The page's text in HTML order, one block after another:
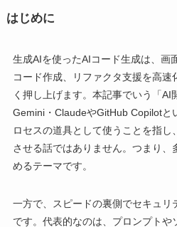
はじめに
生成AIを使ったAIコード生成は、画
コード作成、リファクタ支援を高速
く押し上げます。本記事でいう「AI
Gemini・ClaudeやGitHub Copilotと
ロセスの道具として使うことを指
させる話ではありません。つまり、
めるテーマです。
一方で、スピードの裏側でセキュリ
です。代表的なのは、プロンプト